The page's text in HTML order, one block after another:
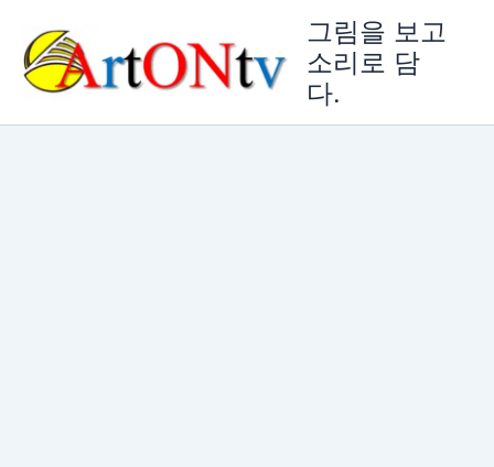
그림을 보고
소리로 담
다.